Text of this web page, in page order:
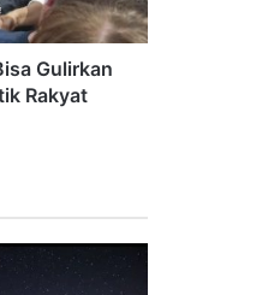
Gulirkan
Rakyat